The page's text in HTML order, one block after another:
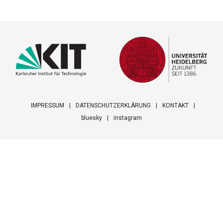
IMPRESSUM DATENSCHUTZERKLÄRUNG
KONTAKT
bluesky
instagram